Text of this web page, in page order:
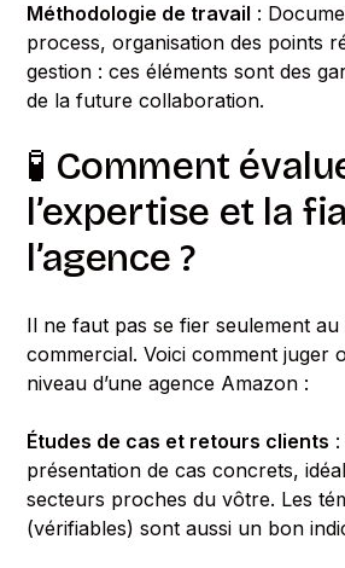
Méthodologie de travail :
process, organisation des points
gestion : ces éléments sont des
de la future collaboration.
🧪 Comment
l’expertise et la
l’agence ?
Il ne faut pas se fier seulement au
commercial. Voici comment juger
niveau d’une agence Amazon :
Études de cas et retours clients
présentation de cas concrets,
secteurs proches du vôtre. Les
(vérifiables) sont aussi un bon